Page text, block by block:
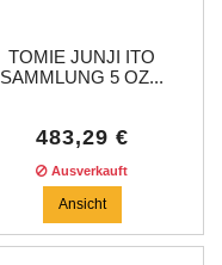
TOMIE JUNJI ITO
SAMMLUNG 5 OZ...
483,29 €
Ausverkauft
Ansicht